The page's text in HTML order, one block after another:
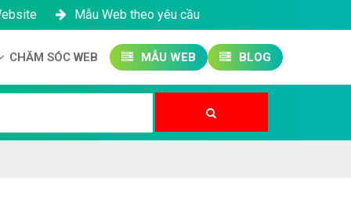
Mẫu Web theo yêu cầu
CHĂM SÓC WEB MẪU WEB BLOG